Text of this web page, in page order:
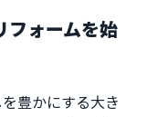
フォームを始
豊かにする大き